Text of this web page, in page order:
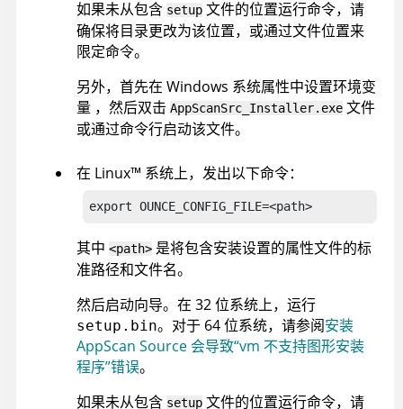
如果未从包含 setup 文件的位置运行命令，请
确保将目录更改为该位置，或通过文件位置来
限定命令。
另外，首先在 Windows 系统属性中设置环境变
量 ，然后双击 AppScanSrc_Installer.exe 文件
或通过命令行启动该文件。
在 Linux™ 系统上，发出以下命令：
export OUNCE_CONFIG_FILE=<path>
其中 <path> 是将包含安装设置的属性文件的标
准路径和文件名。
然后启动向导。在 32 位系统上，运行
setup.bin。对于 64 位系统，请参阅安装
AppScan Source 会导致“vm 不支持图形安装
程序”错误。
如果未从包含 setup 文件的位置运行命令，请